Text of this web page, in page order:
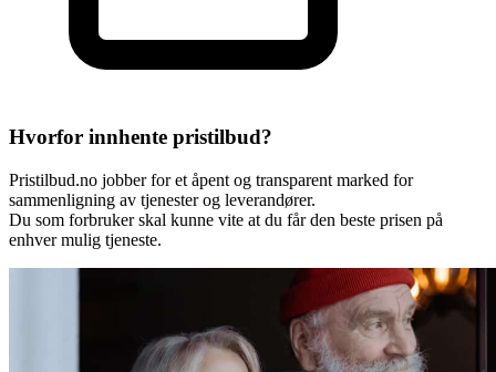
Hvorfor innhente pristilbud?
Pristilbud.no jobber for et åpent og transparent marked for
sammenligning av tjenester og leverandører.
Du som forbruker skal kunne vite at du får den beste prisen på
enhver mulig tjeneste.